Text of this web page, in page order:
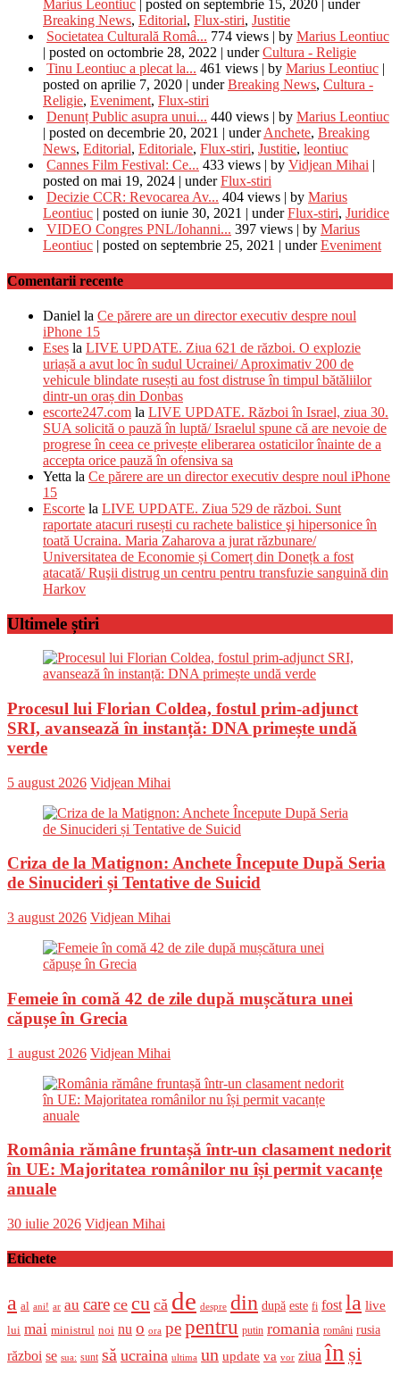
Marius Leontiuc | posted on septembrie 15, 2020 | under
Breaking News, Editorial, Flux-stiri, Justitie
Societatea Culturală Româ... 774 views | by Marius Leontiuc
| posted on octombrie 28, 2022 | underCultura - Religie
Tinu Leontiuc a plecat la... 461 views | by Marius Leontiuc |
posted on aprilie 7, 2020 | underBreaking News, Cultura -
Religie, Eveniment, Flux-stiri
Denunț Public asupra unui... 440 views | by Marius Leontiuc
| posted on decembrie 20, 2021 | underAnchete, Breaking
News, Editorial, Editoriale, Flux-stiri, Justitie, leontiuc
Cannes Film Festival: Ce... 433 views | by Vidjean Mihai |
posted on mai 19, 2024 | underFlux-stiri
Decizie CCR: Revocarea Av... 404 views | by Marius
Leontiuc | posted on iunie 30, 2021 | underFlux-stiri, Juridice
VIDEO Congres PNL/Iohanni... 397 views | by Marius
Leontiuc | posted on septembrie 25, 2021 | underEveniment
Comentarii recente
Daniel la Ce părere are un director executiv despre noul
iPhone 15
Eses la LIVE UPDATE. Ziua 621 de război. O explozie
uriașă a avut loc în sudul Ucrainei/ Aproximativ 200 de
vehicule blindate rusești au fost distruse în timpul bătăliilor
dintr-un oraș din Donbas
escorte247.com la LIVE UPDATE. Război în Israel, ziua 30.
SUA solicită o pauză în luptă/ Israelul spune că are nevoie de
progrese în ceea ce privește eliberarea ostaticilor înainte de a
accepta orice pauză în ofensiva sa
Yetta la Ce părere are un director executiv despre noul iPhone
15
Escorte la LIVE UPDATE. Ziua 529 de război. Sunt
raportate atacuri rusești cu rachete balistice şi hipersonice în
toată Ucraina. Maria Zaharova a jurat răzbunare/
Universitatea de Economie și Comerț din Donețk a fost
atacată/ Ruşii distrug un centru pentru transfuzie sanguină din
Harkov
Ultimele știri
Procesul lui Florian Coldea, fostul prim-adjunct
SRI, avansează în instanță: DNA primește undă
verde
Posted
5 august 2026 Author
Vidjean Mihai
Criza de la Matignon: Anchete Începute După Seria
de Sinucideri și Tentative de Suicid
Posted
3 august 2026 Author
Vidjean Mihai
Femeie în comă 42 de zile după mușcătura unei
căpușe în Grecia
Posted
1 august 2026 Author
Vidjean Mihai
România rămâne fruntașă într-un clasament nedorit
în UE: Majoritatea românilor nu își permit vacanțe
anuale
Posted
30 iulie 2026 Author
Vidjean Mihai
Etichete
a al ani! ar au care ce cu că de despre din după este fi fost la live
lui mai ministrul noi nu o ora pepentru putin romania români rusia
război se sua: sunt să ucraina ultima un update va vor ziua în și